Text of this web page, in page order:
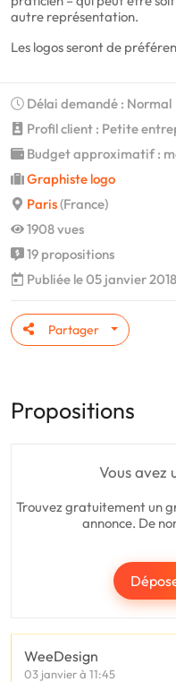
autre représentation.
Les logos seront de
Délai demandé : Normal
Profil client : Petite
Budget approximatif :
Graphiste logo
Paris(France)
1908 vues
19 propositions
Publiée le 05 janvier
Partager
Propositions
Vous avez
Trouvez gratuitement un
annonce. De
WeeDesign
03 janvier à 11:45